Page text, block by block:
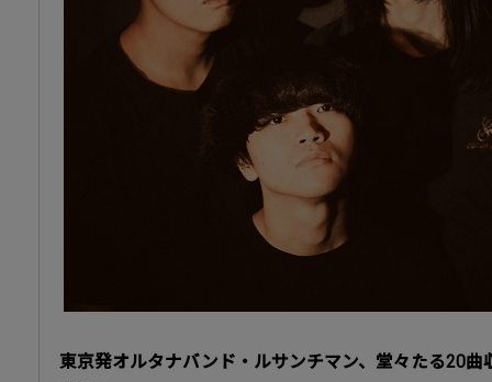
東京発オルタナバンド・ルサンチマン、堂々たる20曲